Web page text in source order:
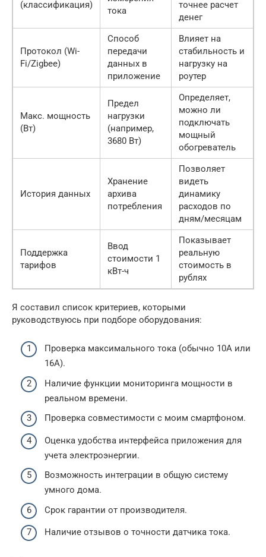
(классификация)
тока
точнее расчет
денег
Протокол (Wi-
Fi/Zigbee)
Способ
передачи
данных в
приложение
Влияет на
стабильность и
нагрузку на
роутер
Макс. мощность
(Вт)
Предел
нагрузки
(например,
3680 Вт)
Определяет,
можно ли
подключать
мощный
обогреватель
История данных
Хранение
архива
потребления
Позволяет
видеть
динамику
расходов по
дням/месяцам
Поддержка
тарифов
Ввод
стоимости 1
кВт-ч
Показывает
реальную
стоимость в
рублях
Я составил список критериев, которыми
руководствуюсь при подборе оборудования:
Проверка максимального тока (обычно 10А или
16А).
Наличие функции мониторинга мощности в
реальном времени.
Проверка совместимости с моим смартфоном.
Оценка удобства интерфейса приложения для
учета электроэнергии.
Возможность интеграции в общую систему
умного дома.
Срок гарантии от производителя.
Наличие отзывов о точности датчика тока.